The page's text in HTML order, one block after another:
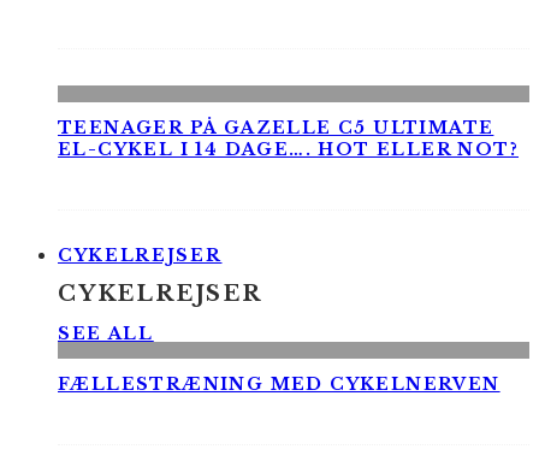
TEENAGER PÅ GAZELLE C5 ULTIMATE
EL-CYKEL I 14 DAGE…. HOT ELLER NOT?
CYKELREJSER
CYKELREJSER
SEE ALL
FÆLLESTRÆNING MED CYKELNERVEN